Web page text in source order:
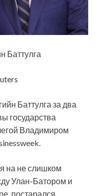
Баттулга
Баттулга за два
государства
Владимиром
на не слишком
Улан-Батором и
постарался